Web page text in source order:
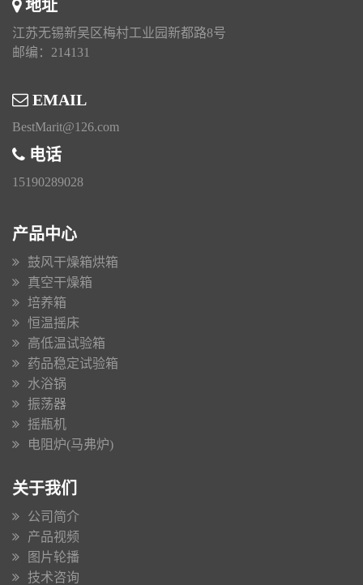
地址
江苏无锡新吴区梅村工业园新都路8号
邮编：214131
EMAIL
BestMarit@126.com
电话
15190289028
产品中心
鼓风干燥箱烘箱
真空干燥箱
培养箱
恒温摇床
高低温试验箱
药品稳定试验箱
水浴锅
振荡器
摇瓶机
电阻炉(马弗炉)
关于我们
公司简介
产品视频
图片轮播
技术咨询